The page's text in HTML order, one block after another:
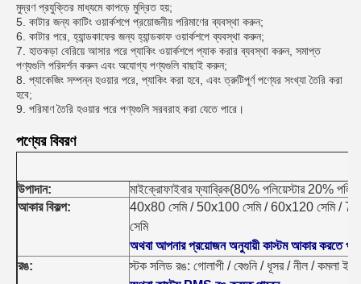
মুদ্রণ প্রযুক্তির মাধ্যমে কাপড়ে মুদ্রিত হয়;
5. কাটার জন্য কাটিং ওয়ার্কশপে প্রয়োজনীয় পরিমাণের ব্যবস্থা করুন;
6. কাটার পরে, হ্যান্ডকাফের জন্য হ্যান্ডকাফ ওয়ার্কশপে ব্যবস্থা করুন;
7. হাতকড়া বেরিয়ে আসার পরে প্যাকিং ওয়ার্কশপে প্যাক করার ব্যবস্থা করুন, সমাপ্ত
পণ্যগুলি পরিদর্শন করুন এবং অযোগ্য পণ্যগুলি বাছাই করুন;
8. প্যাকেজিং সম্পন্ন হওয়ার পরে, প্যাকিং করা হবে, এবং ত্রুটিপূর্ণ পণ্যের সংখ্যা তৈরি করা
হবে;
9. পরিমাণ তৈরি হওয়ার পরে পণ্যগুলি সরবরাহ করা যেতে পারে।
পণ্যের বিবরণ
উপাদান: মাইক্রোফাইবার ফ্যাব্রিক(80% পলিয়েস্টার 20%
আকার বিকল্প:
40x80 সেমি / 50x100 সেমি / 60x120 সেমি /
সেমি
অথবা আপনার প্রয়োজন অনুযায়ী কাস্টম আকার করতে
রঙ:
স্টক সলিড রঙ: গোলাপী / বেগুনি / ধূসর / নীল / কমলা